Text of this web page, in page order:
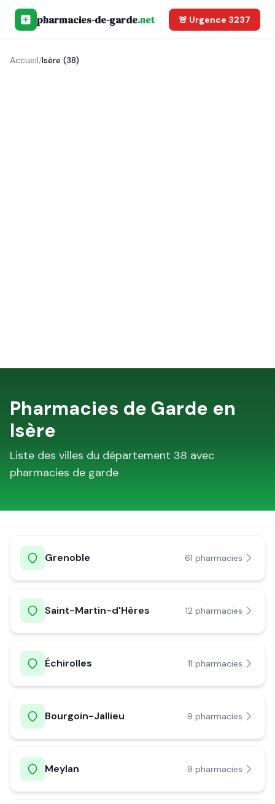
pharmacies-de-garde.net 🚨 Urgence 3237
Accueil/Isère (38)
Pharmacies de Garde en
Isère
Liste des villes du département 38 avec
pharmacies de garde
Grenoble 61 pharmacies
Saint-Martin-d'Hères 12 pharmacies
Échirolles 11 pharmacies
Bourgoin-Jallieu 9 pharmacies
Meylan 9 pharmacies